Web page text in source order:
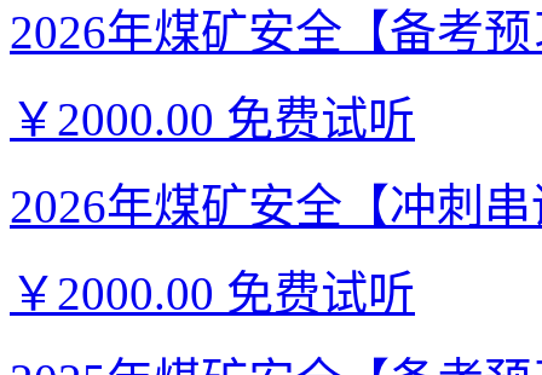
2026年煤矿安全【备考
￥2000.00 免费试听
2026年煤矿安全【冲刺
￥2000.00 免费试听